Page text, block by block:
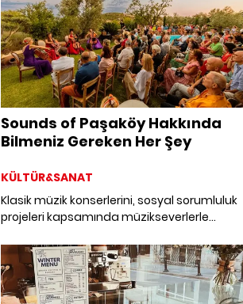
Sounds of Paşaköy Hakkında
Bilmeniz Gereken Her Şey
KÜLTÜR&SANAT
Klasik müzik konserlerini, sosyal sorumluluk
projeleri kapsamında müzikseverlerle
bilmeniz gereken her şey.